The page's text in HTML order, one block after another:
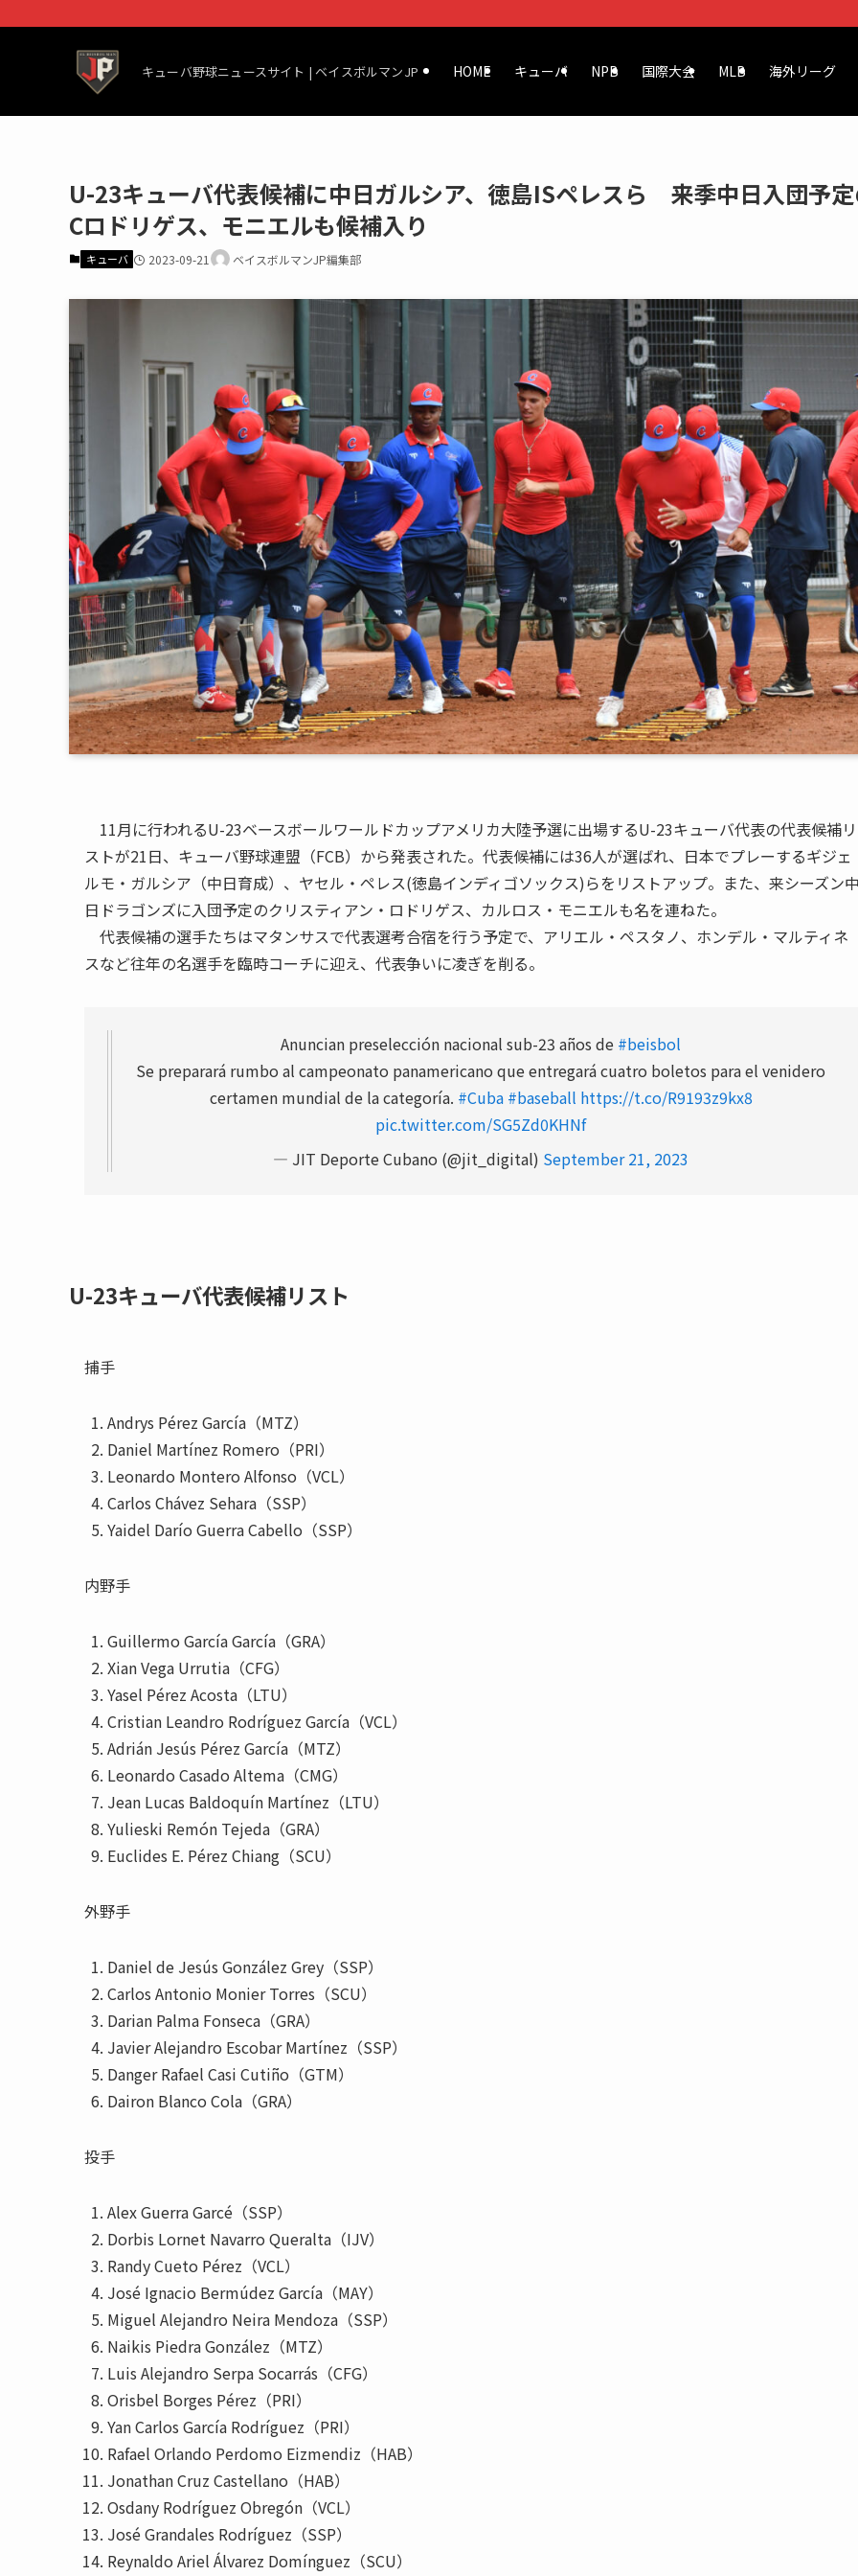
キューバ野球ニュースサイト | ベイスボルマンJP HOME キューバ NPB 国際大会 MLB 海外リーグ
U-23キューバ代表候補に中日ガルシア、徳島ISペレスら 来季中日入団予
Cロドリゲス、モニエルも候補入り
キューバ 2023-09-21 ベイスボルマンJP編集部
11月に行われるU-23ベースボールワールドカップアメリカ大陸予選に出場するU-23キューバ代表の代表候補リ
ストが21日、キューバ野球連盟（FCB）から発表された。代表候補には36人が選ばれ、日本でプレーするギジェ
ルモ・ガルシア（中日育成）、ヤセル・ペレス(徳島インディゴソックス)らをリストアップ。また、来シーズン
日ドラゴンズに入団予定のクリスティアン・ロドリゲス、カルロス・モニエルも名を連ねた。
代表候補の選手たちはマタンサスで代表選考合宿を行う予定で、アリエル・ペスタノ、ホンデル・マルティネ
スなど往年の名選手を臨時コーチに迎え、代表争いに凌ぎを削る。
Anuncian preselección nacional sub-23 años de #beisbol
Se preparará rumbo al campeonato panamericano que entregará cuatro boletos para el venidero
certamen mundial de la categoría. #Cuba #baseball https://t.co/R9193z9kx8
pic.twitter.com/SG5Zd0KHNf
— JIT Deporte Cubano (@jit_digital) September 21, 2023
U-23キューバ代表候補リスト
捕手
Andrys Pérez García（MTZ）
Daniel Martínez Romero（PRI）
Leonardo Montero Alfonso（VCL）
Carlos Chávez Sehara（SSP）
Yaidel Darío Guerra Cabello（SSP）
内野手
Guillermo García García（GRA）
Xian Vega Urrutia（CFG）
Yasel Pérez Acosta（LTU）
Cristian Leandro Rodríguez García（VCL）
Adrián Jesús Pérez García（MTZ）
Leonardo Casado Altema（CMG）
Jean Lucas Baldoquín Martínez（LTU）
Yulieski Remón Tejeda（GRA）
Euclides E. Pérez Chiang（SCU）
外野手
Daniel de Jesús González Grey（SSP）
Carlos Antonio Monier Torres（SCU）
Darian Palma Fonseca（GRA）
Javier Alejandro Escobar Martínez（SSP）
Danger Rafael Casi Cutiño（GTM）
Dairon Blanco Cola（GRA）
投手
Alex Guerra Garcé（SSP）
Dorbis Lornet Navarro Queralta（IJV）
Randy Cueto Pérez（VCL）
José Ignacio Bermúdez García（MAY）
Miguel Alejandro Neira Mendoza（SSP）
Naikis Piedra González（MTZ）
Luis Alejandro Serpa Socarrás（CFG）
Orisbel Borges Pérez（PRI）
Yan Carlos García Rodríguez（PRI）
Rafael Orlando Perdomo Eizmendiz（HAB）
Jonathan Cruz Castellano（HAB）
Osdany Rodríguez Obregón（VCL）
José Grandales Rodríguez（SSP）
Reynaldo Ariel Álvarez Domínguez（SCU）